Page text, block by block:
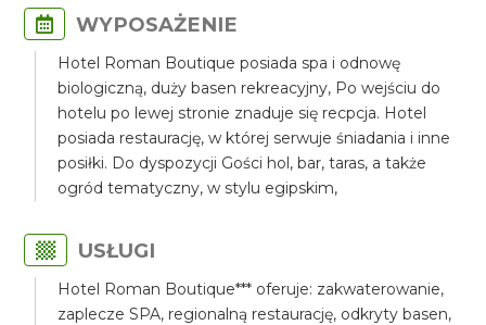
WYPOSAŻENIE
Hotel Roman Boutique posiada spa i odnowę
biologiczną, duży basen rekreacyjny, Po wejściu do
hotelu po lewej stronie znaduje się recpcja. Hotel
posiada restaurację, w której serwuje śniadania i inne
posiłki. Do dyspozycji Gości hol, bar, taras, a także
ogród tematyczny, w stylu egipskim,
USŁUGI
Hotel Roman Boutique*** oferuje: zakwaterowanie,
zaplecze SPA, regionalną restaurację, odkryty basen,